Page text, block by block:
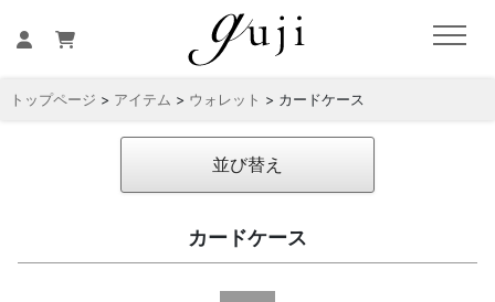
トップページ > アイテム > ウォレット > カードケース
並び替え
カードケース